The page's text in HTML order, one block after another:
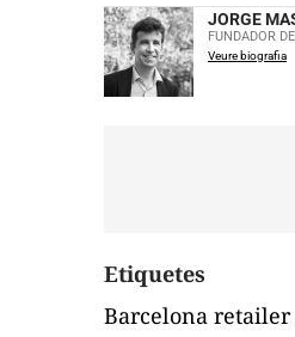
JORGE
FUNDADOR
Veure biografia
Etiquetes
Barcelona retailer